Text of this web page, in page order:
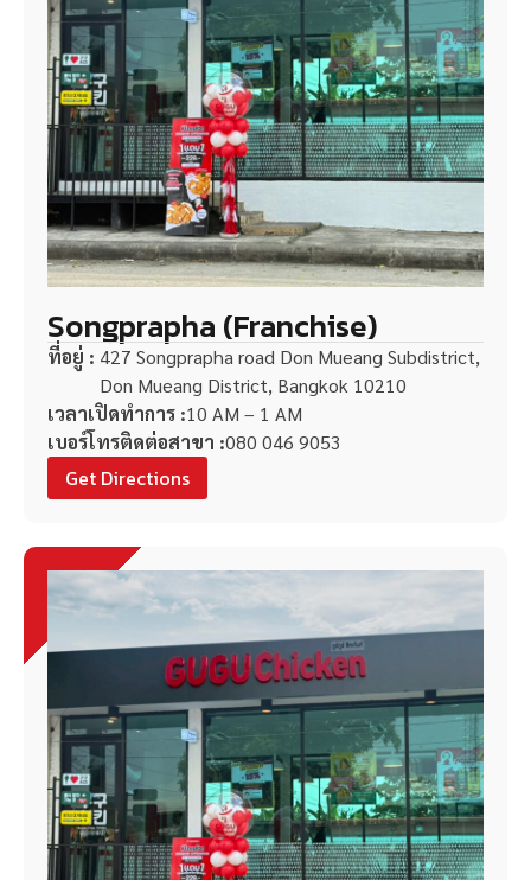
Songprapha (Franchise)
ที่อยู่ : 427 Songprapha road Don Mueang Subdistrict,
Don Mueang District, Bangkok 10210
เวลาเปิดทำการ :10 AM – 1 AM
เบอร์โทรติดต่อสาขา :080 046 9053
Get Directions